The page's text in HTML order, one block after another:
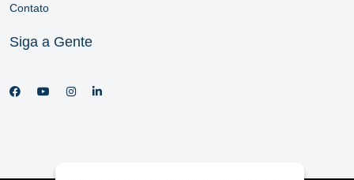
Contato
Siga a Gente